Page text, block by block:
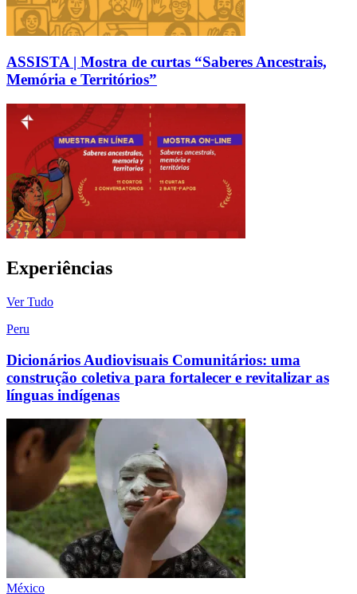
ASSISTA | Mostra de curtas “Saberes Ancestrais,
Memória e Territórios”
Experiências
Ver Tudo
Peru
Dicionários Audiovisuais Comunitários: uma
construção coletiva para fortalecer e revitalizar as
línguas indígenas
México